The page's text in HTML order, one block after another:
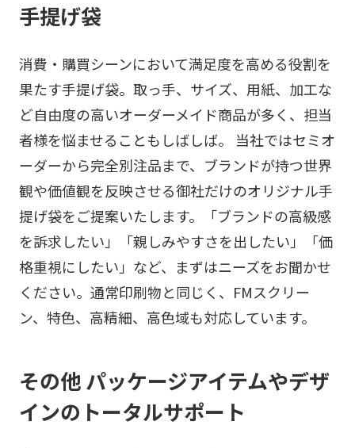
手提げ袋
消費・購買シーンにおいて満足度を高める役割を
果たす手提げ袋。取っ手、サイズ、用紙、加工な
ど自由度の高いオーダーメイド商品が多く、担当
者様を悩ませることもしばしば。 当社ではセミオ
ーダーから完全別注品まで、ブランドが持つ世界
観や価値観を反映させる御社だけのオリジナル手
提げ袋をご提案いたします。「ブランドの高級感
を訴求したい」「親しみやすさを出したい」「価
格重視にしたい」など、まずはニーズをお聞かせ
ください。通常印刷物と同じく、FMスクリー
ン、特色、高精細、高色域も対応しています。
その他 パッケージアイテムやデザ
インのトータルサポート